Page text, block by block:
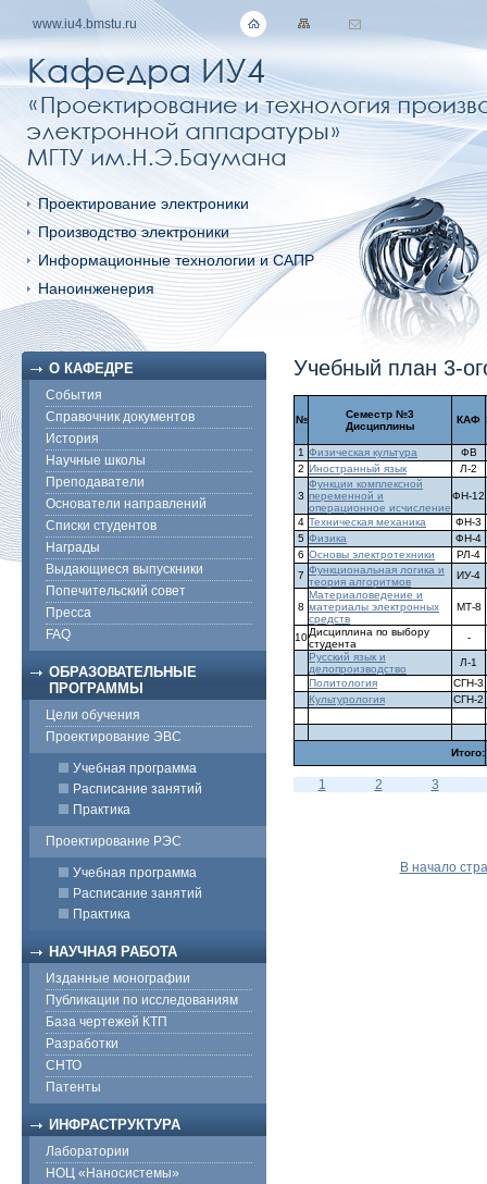
www.iu4.bmstu.ru
Проектирование электроники
Производство электроники
Информационные технологии и САПР
Наноинженерия
О КАФЕДРЕ
События
Справочник документов
История
Научные школы
Преподаватели
Основатели направлений
Списки студентов
Награды
Выдающиеся выпускники
Попечительский совет
Пресса
FAQ
ОБРАЗОВАТЕЛЬНЫЕ
ПРОГРАММЫ
Цели обучения
Проектирование ЭВС
Учебная программа
Расписание занятий
Практика
Проектирование РЭС
Учебная программа
Расписание занятий
Практика
НАУЧНАЯ РАБОТА
Изданные монографии
Публикации по исследованиям
База чертежей КТП
Разработки
СНТО
Патенты
ИНФРАСТРУКТУРА
Лаборатории
НОЦ «Наносистемы»
Учебный план 3-
№
Семестр №3
Дисциплины
КАФ
1 Физическая культура
ФВ
2 Иностранный язык Л-2
3
Функции комплексной
переменной и
операционное исчисление
ФН-12
4 Техническая механика
ФН-3
5 Физика
ФН-4
6 Основы электротехники
РЛ-4
7 Функциональная логика и
теория алгоритмов
ИУ-4
8
Материаловедение и
материалы электронных
средств
МТ-8
10Дисциплина по выбору
студента
-
Русский язык и
делопроизводство
Л-1
Политология
СГН-3
Культурология
CГН-2
Итого:
1 2 3
В начало